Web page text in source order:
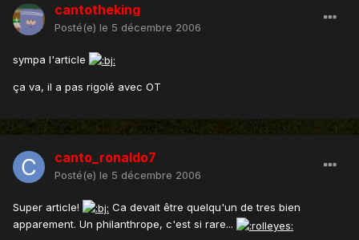
cantotheking
Posté(e) le 5 décembre 2006
sympa l'article
ça va, il a pas rigolé avec OT
canto_ronaldo7
Posté(e) le 5 décembre 2006
Super article!
Ca devait être quelqu'un de tres bien
apparement. Un philanthrope, c'est si rare...